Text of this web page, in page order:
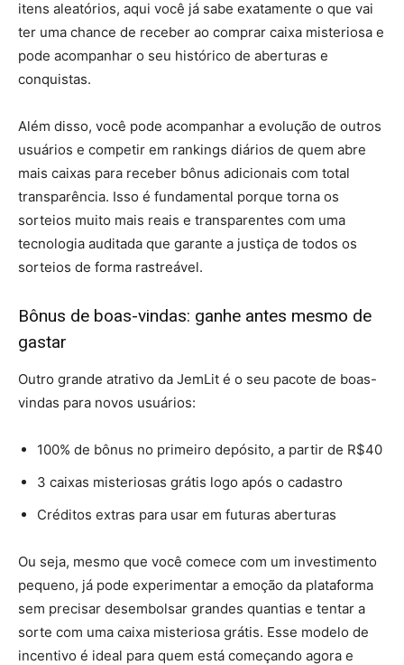
itens aleatórios, aqui você já sabe exatamente o que vai
ter uma chance de receber ao comprar caixa misteriosa e
pode acompanhar o seu histórico de aberturas e
conquistas.
Além disso, você pode acompanhar a evolução de outros
usuários e competir em rankings diários de quem abre
mais caixas para receber bônus adicionais com total
transparência. Isso é fundamental porque torna os
sorteios muito mais reais e transparentes com uma
tecnologia auditada que garante a justiça de todos os
sorteios de forma rastreável.
Bônus de boas-vindas: ganhe antes mesmo de
gastar
Outro grande atrativo da JemLit é o seu pacote de boas-
vindas para novos usuários:
100% de bônus no primeiro depósito, a partir de R$40
3 caixas misteriosas grátis logo após o cadastro
Créditos extras para usar em futuras aberturas
Ou seja, mesmo que você comece com um investimento
pequeno, já pode experimentar a emoção da plataforma
sem precisar desembolsar grandes quantias e tentar a
sorte com uma caixa misteriosa grátis. Esse modelo de
incentivo é ideal para quem está começando agora e